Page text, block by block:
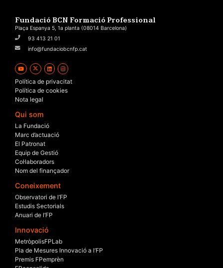
Fundació BCN Formació Professional
Plaça Espanya 5, 1a planta (08014 Barcelona)
93 413 21 01
info@fundaciobcnfp.cat
Política de privacitat
Política de cookies
Nota legal
Qui som
La Fundació
Marc d’actuació
El Patronat
Equip de Gestió
Col·laboradors
Nom del finançador
Coneixement
Observatori de l’FP
Estudis Sectorials
Anuari de l’FP
Innovació
MetròpolisFPLab
Pla de Mesures Innovació a l’FP
Premis FPemprèn